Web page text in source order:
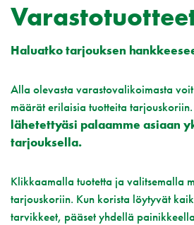
Haluatko tarjouksen
Alla olevasta varastovalikoimasta
määrät erilaisia tuotteita tarjouskoriin.
lähetettyäsi palaamme asiaan
tarjouksella.
Klikkaamalla tuotetta ja valitsemalla
tarjouskoriin. Kun korista löytyvät
tarvikkeet, pääset yhdellä